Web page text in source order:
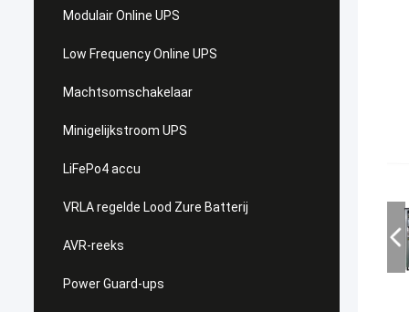
Modulair Online UPS
Low Frequency Online UPS
Machtsomschakelaar
Minigelijkstroom UPS
LiFePo4 accu
VRLA regelde Lood Zure Batterij
AVR-reeks
Power Guard-ups